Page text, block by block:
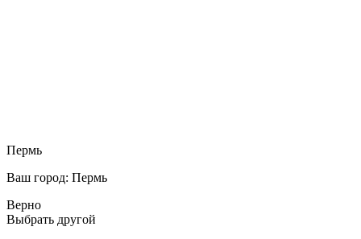
Пермь
Ваш город: Пермь
Верно
Выбрать другой